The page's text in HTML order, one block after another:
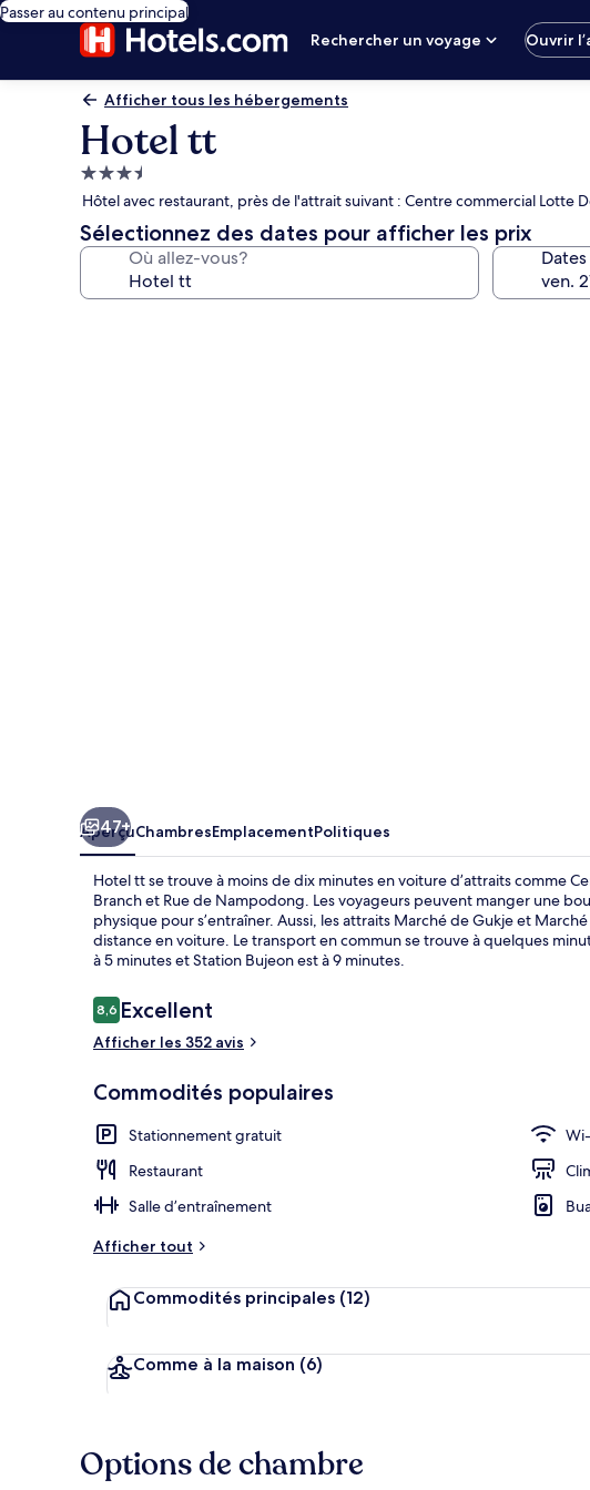
Passer au contenu principal
Rechercher un voyage
Ouvrir
Afficher tous les hébergements
Hotel tt
Hébergement
3.5 étoiles
Hôtel avec restaurant, près de l'attrait suivant : Centre commercial Lotte
Sélectionnez des dates pour afficher les prix
Où allez-vous? Dates
47+
AperçuChambresEmplacementPolitiques
Hotel tt se trouve à moins de dix minutes en voiture d’attraits comme
Branch et Rue de Nampodong. Les voyageurs peuvent manger une
physique pour s’entraîner. Aussi, les attraits Marché de Gukje et
distance en voiture. Le transport en commun se trouve à quelques
à 5 minutes et Station Bujeon est à 9 minutes.
Avis
8,68,6 sur 10 –
Excellent
Afficher les 352 avis
Commodités populaires
Stationnement gratuit
Restaurant
Salle d’entraînement
Afficher tout
Commodités principales (12)
Comme à la maison (6)
Options de chambre